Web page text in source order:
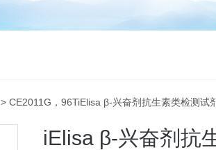
> CE2011G，96TiElisa β-兴奋剂抗生素类检测试
iElisa β-兴奋剂抗